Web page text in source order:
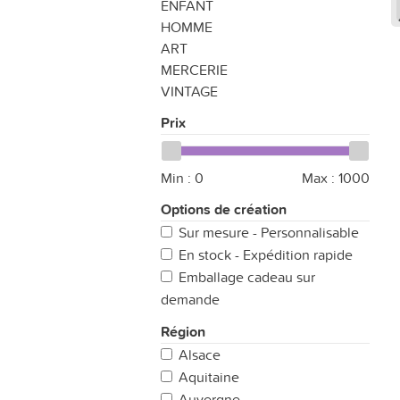
ENFANT
HOMME
ART
MERCERIE
VINTAGE
Prix
Min : 0 Max : 1000
Options de création
Sur mesure - Personnalisable
En stock - Expédition rapide
Emballage cadeau sur
demande
Région
Alsace
Aquitaine